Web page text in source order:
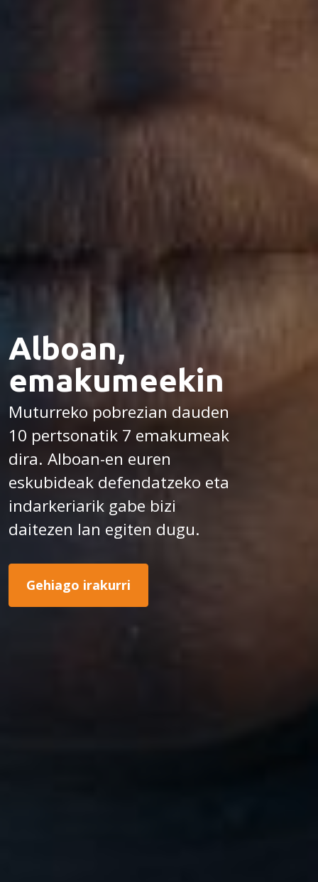
Alboan,
emakumeekin
Muturreko pobrezian dauden
10 pertsonatik 7 emakumeak
dira. Alboan-en euren
eskubideak defendatzeko eta
indarkeriarik gabe bizi
daitezen lan egiten dugu.
Gehiago irakurri